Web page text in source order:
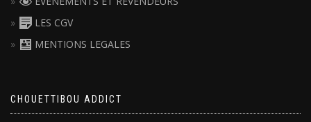
LES CGV
MENTIONS LEGALES
CHOUETTIBOU ADDICT